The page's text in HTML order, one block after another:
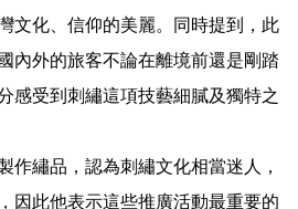
文化、信仰的美麗。同時提到，此
內外的旅客不論在離境前還是剛踏
感受到刺繡這項技藝細膩及獨特之
作繡品，認為刺繡文化相當迷人，
因此他表示這些推廣活動最重要的